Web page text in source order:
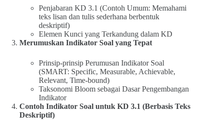
Penjabaran KD 3.1 (Contoh Umum: Memahami
teks lisan dan tulis sederhana berbentuk
deskriptif)
Elemen Kunci yang Terkandung dalam KD
Merumuskan Indikator Soal yang Tepat
Prinsip-prinsip Perumusan Indikator Soal
(SMART: Specific, Measurable, Achievable,
Relevant, Time-bound)
Taksonomi Bloom sebagai Dasar Pengembangan
Indikator
Contoh Indikator Soal untuk KD 3.1 (Berbasis Teks
Deskriptif)